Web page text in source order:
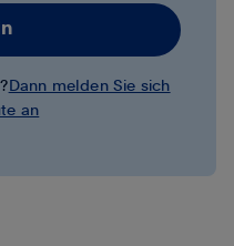
Dann melden Sie sich
an